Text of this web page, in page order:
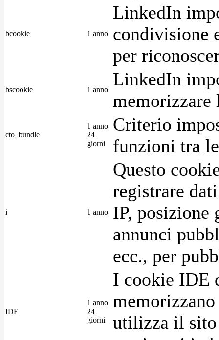
bcookie 1 anno
LinkedIn
condivisione
per
bscookie 1 anno
LinkedIn
memorizzare
cto_bundle
1 anno
24
giorni
Criterio
funzioni tra
i 1 anno
Questo
registrare
IP, posizione
annunci
ecc., per
IDE
1 anno
24
giorni
I cookie IDE
utilizza il sito